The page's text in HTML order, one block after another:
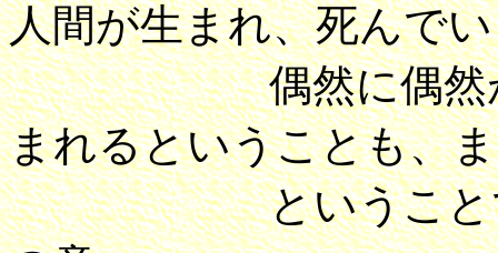
人間が生まれ、死んで
偶然に偶然が重な
まれるということも、
ということで、今